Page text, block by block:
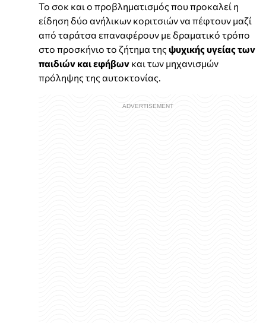
Το σοκ και ο προβληματισμός που προκαλεί η
είδηση δύο ανήλικων κοριτσιών να πέφτουν μαζί
από ταράτσα επαναφέρουν με δραματικό τρόπο
στο προσκήνιο το ζήτημα της ψυχικής υγείας των
παιδιών και εφήβων και των μηχανισμών
πρόληψης της αυτοκτονίας.